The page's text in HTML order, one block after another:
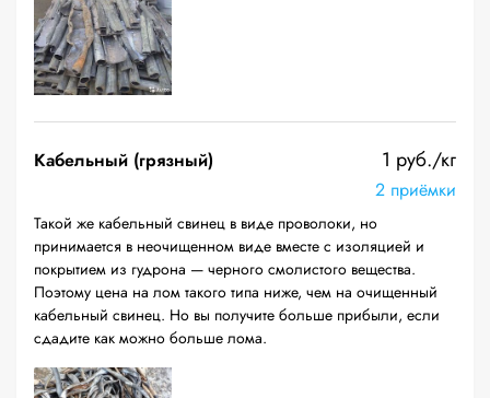
Кабельный (грязный) 1 руб./кг
2 приёмки
Такой же кабельный свинец в виде проволоки, но
принимается в неочищенном виде вместе с изоляцией и
покрытием из гудрона — черного смолистого вещества.
Поэтому цена на лом такого типа ниже, чем на очищенный
кабельный свинец. Но вы получите больше прибыли, если
сдадите как можно больше лома.